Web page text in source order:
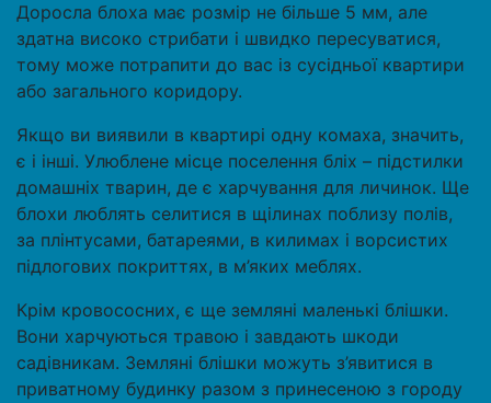
Доросла блоха має розмір не більше 5 мм, але
здатна високо стрибати і швидко пересуватися,
тому може потрапити до вас із сусідньої квартири
або загального коридору.
Якщо ви виявили в квартирі одну комаха, значить,
є і інші. Улюблене місце поселення бліх – підстилки
домашніх тварин, де є харчування для личинок. Ще
блохи люблять селитися в щілинах поблизу полів,
за плінтусами, батареями, в килимах і ворсистих
підлогових покриттях, в м’яких меблях.
Крім кровососних, є ще земляні маленькі блішки.
Вони харчуються травою і завдають шкоди
садівникам. Земляні блішки можуть з’явитися в
приватному будинку разом з принесеною з городу